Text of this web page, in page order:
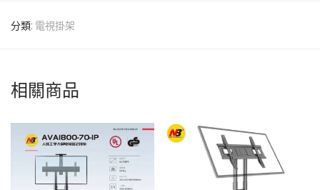
分類: 電視掛架
相關商品